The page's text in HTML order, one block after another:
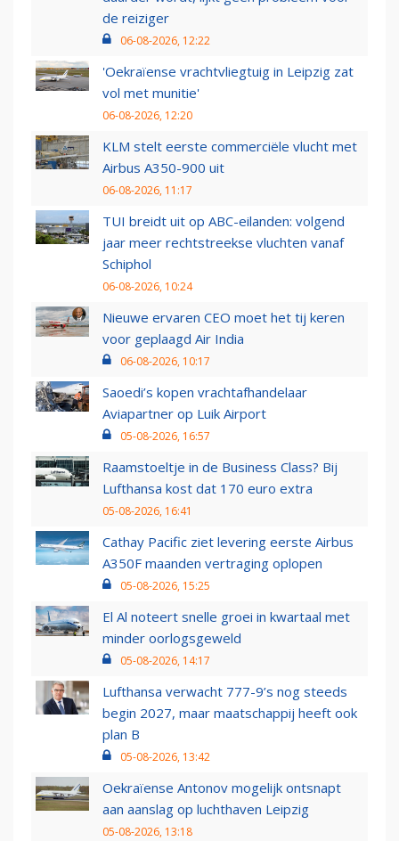
de reiziger
06-08-2026, 12:22
'Oekraïense vrachtvliegtuig in Leipzig zat
vol met munitie'
06-08-2026, 12:20
KLM stelt eerste commerciële vlucht met
Airbus A350-900 uit
06-08-2026, 11:17
TUI breidt uit op ABC-eilanden: volgend
jaar meer rechtstreekse vluchten vanaf
Schiphol
06-08-2026, 10:24
Nieuwe ervaren CEO moet het tij keren
voor geplaagd Air India
06-08-2026, 10:17
Saoedi’s kopen vrachtafhandelaar
Aviapartner op Luik Airport
05-08-2026, 16:57
Raamstoeltje in de Business Class? Bij
Lufthansa kost dat 170 euro extra
05-08-2026, 16:41
Cathay Pacific ziet levering eerste Airbus
A350F maanden vertraging oplopen
05-08-2026, 15:25
El Al noteert snelle groei in kwartaal met
minder oorlogsgeweld
05-08-2026, 14:17
Lufthansa verwacht 777-9’s nog steeds
begin 2027, maar maatschappij heeft ook
plan B
05-08-2026, 13:42
Oekraïense Antonov mogelijk ontsnapt
aan aanslag op luchthaven Leipzig
05-08-2026, 13:18